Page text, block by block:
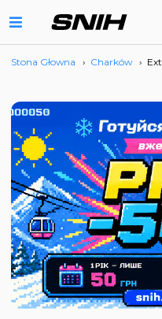
Stona Głowna › Charków ›